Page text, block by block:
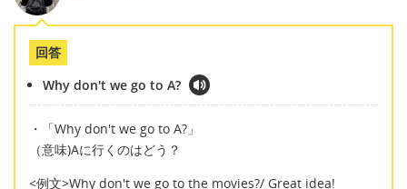
回答
Why don't we go to A?
・「Why don't we go to A?」
（意味)Aに行くのはどう？
<例文>Why don't we go to the movies?/ Great idea!